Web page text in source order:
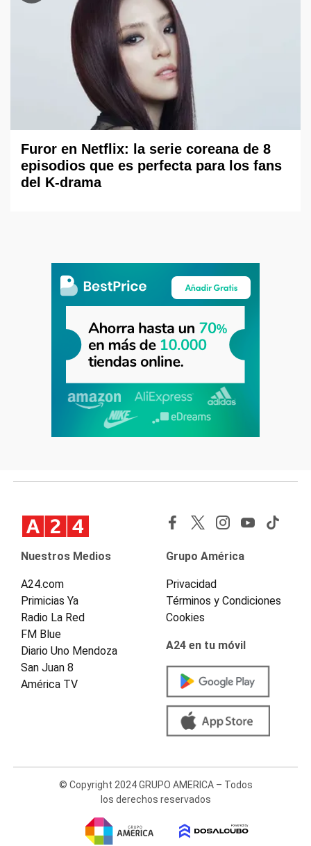
Furor en Netflix: la serie coreana de 8
episodios que es perfecta para los fans
del K-drama
Nuestros Medios
A24.com
Primicias Ya
Radio La Red
FM Blue
Diario Uno Mendoza
San Juan 8
América TV
Grupo América
Privacidad
Términos y Condiciones
Cookies
A24 en tu móvil
© Copyright 2024 GRUPO AMERICA – Todos
los derechos reservados